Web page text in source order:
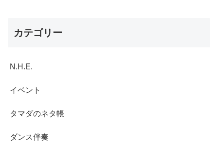
カテゴリー
N.H.E.
イベント
タマダのネタ帳
ダンス伴奏